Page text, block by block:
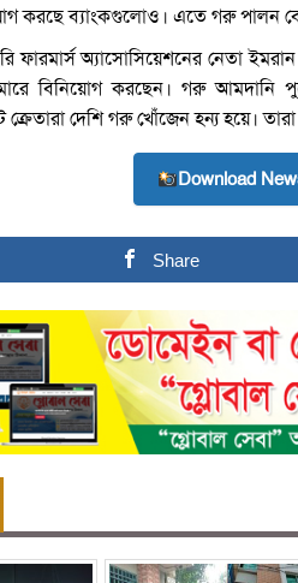
করছে ব্যাংকগুলোও। এতে গরু পালন
ফারমার্স অ্যাসোসিয়েশনের নেতা
বিনিয়োগ করছেন। গরু আমদানি
ক্রেতারা দেশি গরু খোঁজেন হন্য হয়ে।
Download
Share